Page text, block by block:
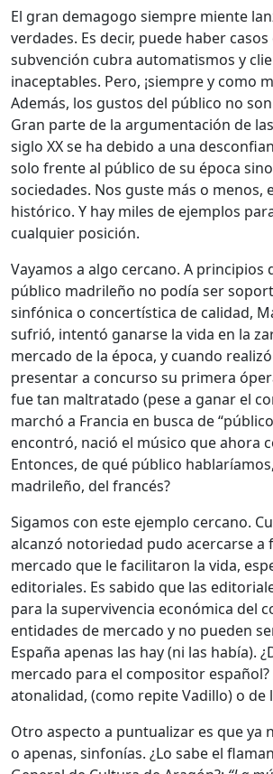
El gran demagogo siempre miente
verdades. Es decir, puede haber
subvención cubra automatismos y
inaceptables. Pero, ¡siempre y como
Además, los gustos del público no
Gran parte de la argumentación de
siglo XX se ha debido a una
solo frente al público de su época
sociedades. Nos guste más o menos,
histórico. Y hay miles de ejemplos
cualquier posición.
Vayamos a algo cercano. A principios
público madrileño no podía ser
sinfónica o concertística de calidad,
sufrió, intentó ganarse la vida en la
mercado de la época, y cuando
presentar a concurso su primera
fue tan maltratado (pese a ganar el
marchó a Francia en busca de
encontró, nació el músico que ahora
Entonces, de qué público
madrileño, del francés?
Sigamos con este ejemplo cercano.
alcanzó notoriedad pudo acercarse a
mercado que le facilitaron la vida,
editoriales. Es sabido que las
para la supervivencia económica del
entidades de mercado y no pueden
España apenas las hay (ni las había).
mercado para el compositor español?
atonalidad, (como repite Vadillo) o de
Otro aspecto a puntualizar es que ya
o apenas, sinfonías. ¿Lo sabe el